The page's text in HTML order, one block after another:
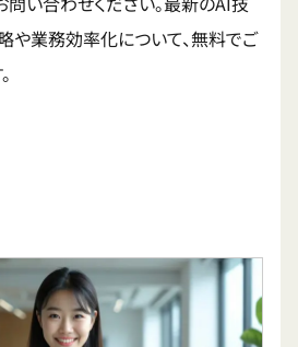
や業務効率化について、無料でご